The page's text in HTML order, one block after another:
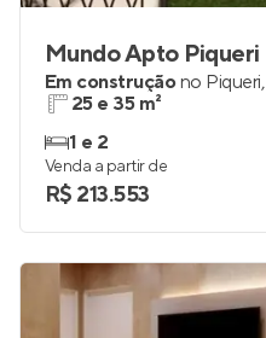
Mundo Apto Piqueri
Em construçãono Piqueri,
25 e 35 m²
1 e 2
Venda a partir de
R$ 213.553